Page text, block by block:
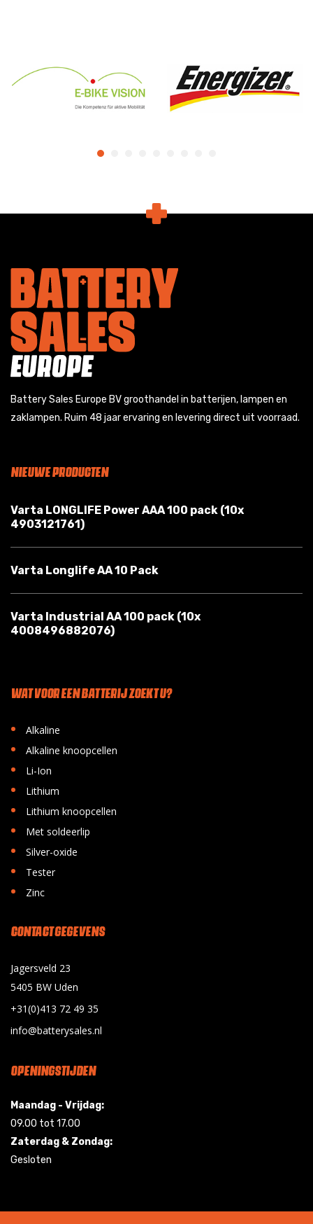
Battery Sales Europe BV groothandel in batterijen, lampen en
zaklampen. Ruim 48 jaar ervaring en levering direct uit voorraad.
NIEUWE PRODUCTEN
Varta LONGLIFE Power AAA 100 pack (10x
4903121761)
Varta Longlife AA 10 Pack
Varta Industrial AA 100 pack (10x
4008496882076)
WAT VOOR EEN BATTERIJ ZOEKT U?
• Alkaline
• Alkaline knoopcellen
• Li-Ion
• Lithium
• Lithium knoopcellen
• Met soldeerlip
• Silver-oxide
• Tester
• Zinc
CONTACT GEGEVENS
Jagersveld 23
5405 BW Uden
+31(0)413 72 49 35
info@batterysales.nl
OPENINGSTIJDEN
Maandag - Vrijdag:
09.00 tot 17.00
Zaterdag & Zondag:
Gesloten